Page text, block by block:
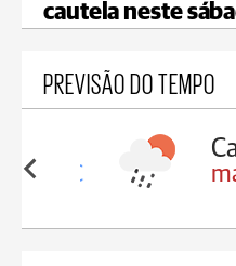
cautela neste
PREVISÃO DO TEMPO
18°C